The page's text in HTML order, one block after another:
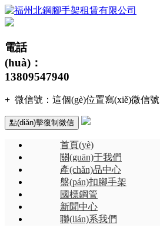
電話
(huà)：
13809547940
+ 微信號： 這個(gè)位置寫(xiě)微信號
點(diǎn)擊復制微信
首頁(yè)
關(guān)于我們
產(chǎn)品中心
盤(pán)扣腳手架
國標鋼管
新聞中心
聯(lián)系我們